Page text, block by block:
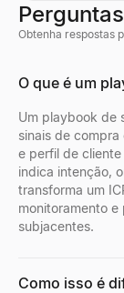
Ferramenta
Gere scripts
Explorar
→
Veja quem
Avaliador de
Análise de
Explorar→
Pré-visualize
Visualizador
Insira um
Explorar→
Obtenha respostas
O que é um
Um playbook de
sinais de
e perfil de
indica intenção,
transforma um
monitoramento
subjacentes.
Como isso é